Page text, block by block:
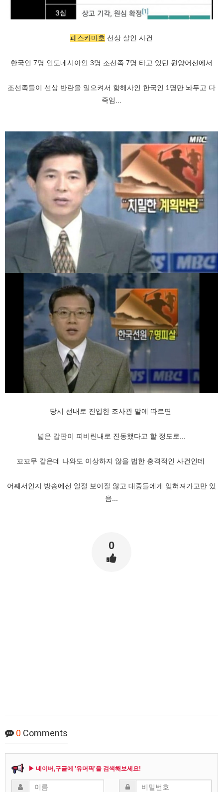
페스카마호 선상 살인 사건
한국인 7명 인도네시아인 3명 조선족 7명 타고 있던 원양어선에서
조선족들이 선상 반란을 일으켜서 항해사인 한국인 1명만 놔두고 다
죽임...
당시 선내로 진입한 조사관 말에 따르면
넓은 갑판이 피비린내로 진동했다고 할 정도로...
꼬꼬무 같은데 나와도 이상하지 않을 법한 충격적인 사건인데
어째서인지 방송에선 일절 보이질 않고 대중들에게 잊혀져가고만 있
음...
0
0 Comments
▶ 네이버,구글에 '유머픽'을 검색해보세요!